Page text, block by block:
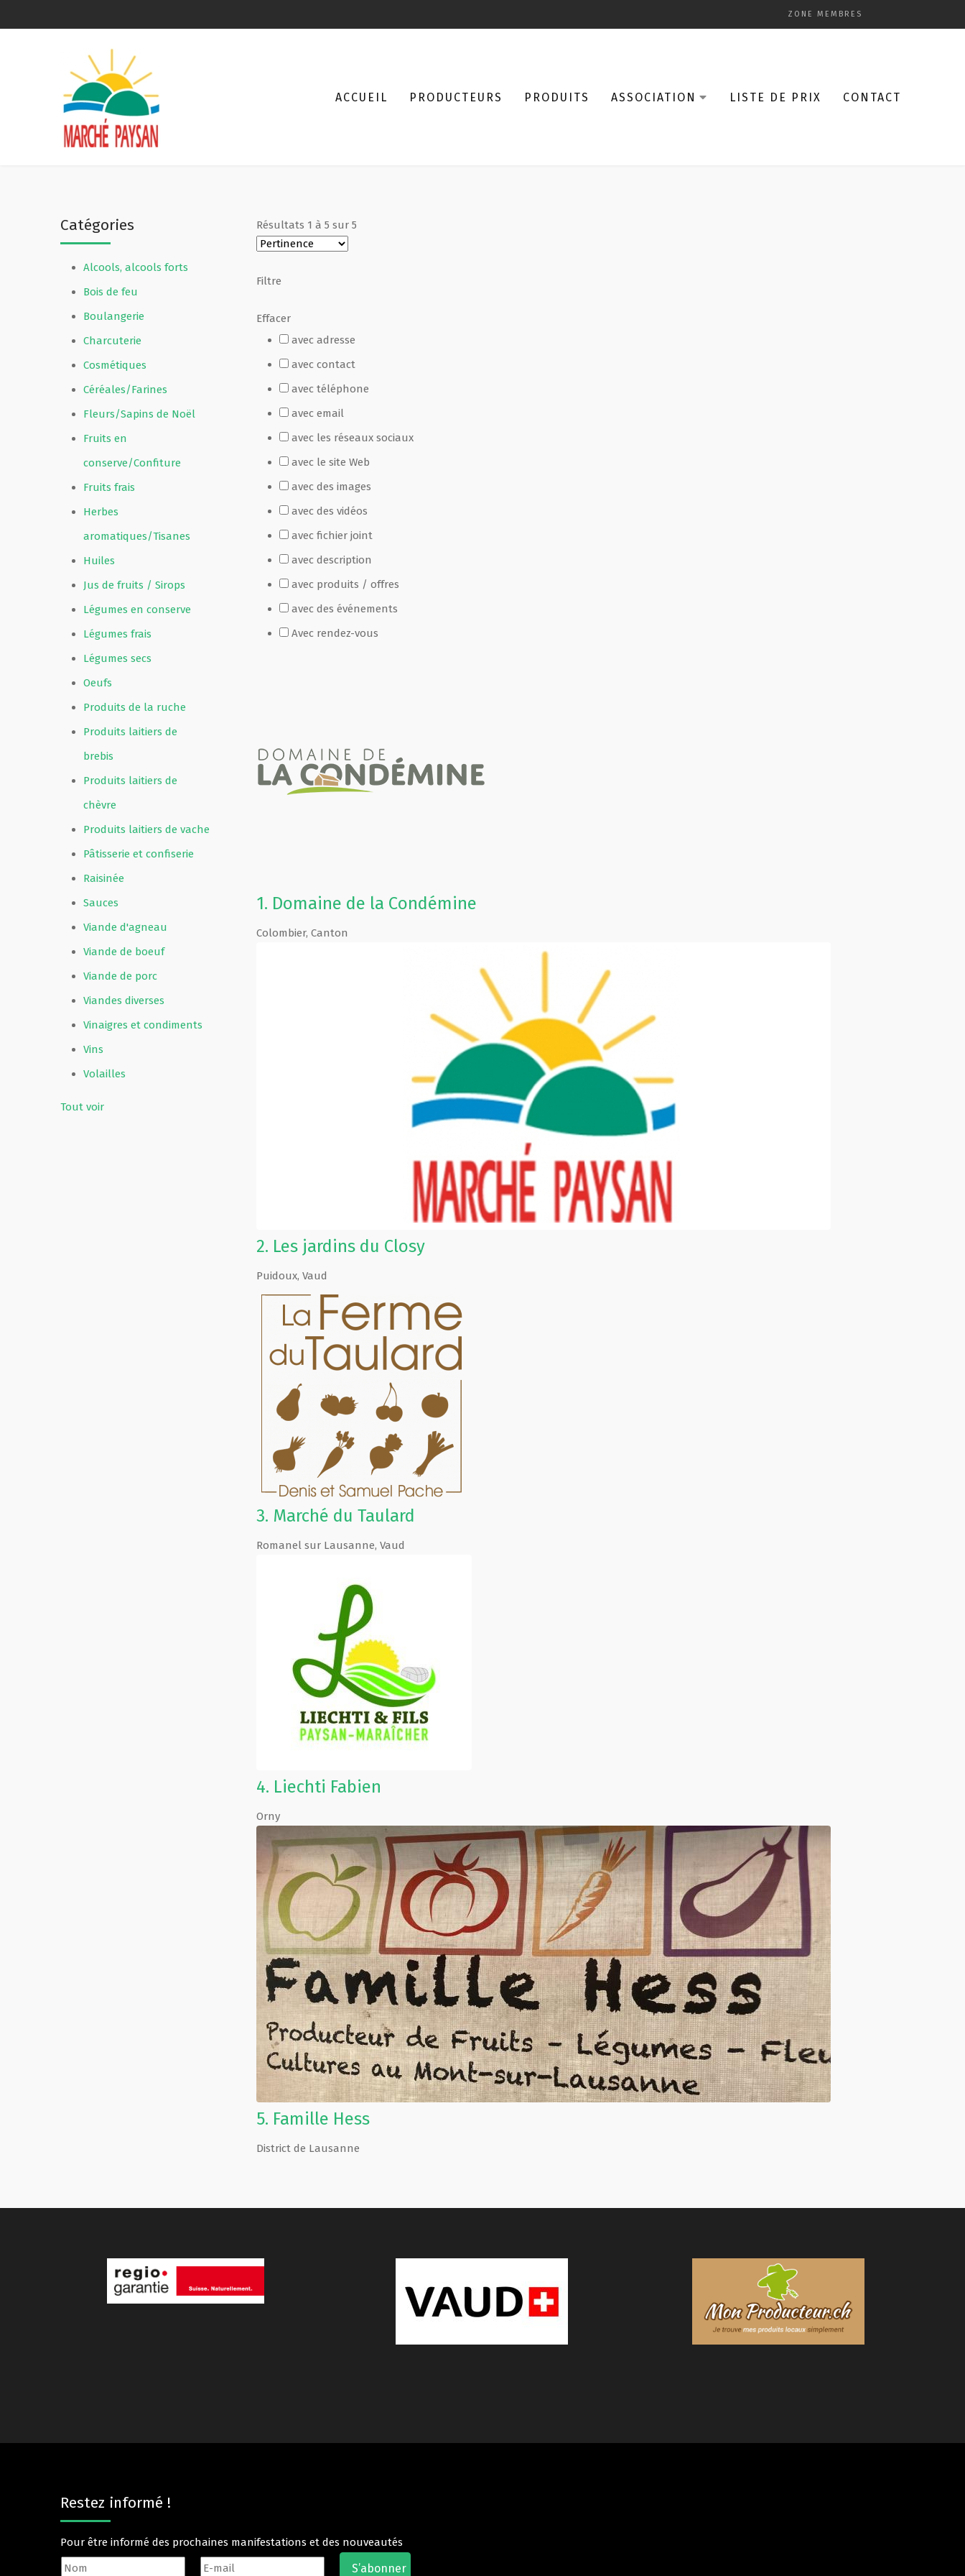
ZONE MEMBRES
ACCUEIL PRODUCTEURS PRODUITS ASSOCIATION LISTE DE PRIX CONTACT
Catégories
Alcools, alcools forts
Bois de feu
Boulangerie
Charcuterie
Cosmétiques
Céréales/Farines
Fleurs/Sapins de Noël
Fruits en
conserve/Confiture
Fruits frais
Herbes
aromatiques/Tisanes
Huiles
Jus de fruits / Sirops
Légumes en conserve
Légumes frais
Légumes secs
Oeufs
Produits de la ruche
Produits laitiers de
brebis
Produits laitiers de
chèvre
Produits laitiers de vache
Pâtisserie et confiserie
Raisinée
Sauces
Viande d'agneau
Viande de boeuf
Viande de porc
Viandes diverses
Vinaigres et condiments
Vins
Volailles
Tout voir
Résultats 1 à 5 sur 5
Filtre
Effacer
avec adresse
avec contact
avec téléphone
avec email
avec les réseaux sociaux
avec le site Web
avec des images
avec des vidéos
avec fichier joint
avec description
avec produits / offres
avec des événements
Avec rendez-vous
1. Domaine de la Condémine
Colombier, Canton
2. Les jardins du Closy
Puidoux, Vaud
3. Marché du Taulard
Romanel sur Lausanne, Vaud
4. Liechti Fabien
Orny
5. Famille Hess
District de Lausanne
Restez informé !
Pour être informé des prochaines manifestations et des nouveautés
Qui sommes-nous ?
Devenir membre
Revue de presse
Guide de la vente directe
Fête Marché Paysan